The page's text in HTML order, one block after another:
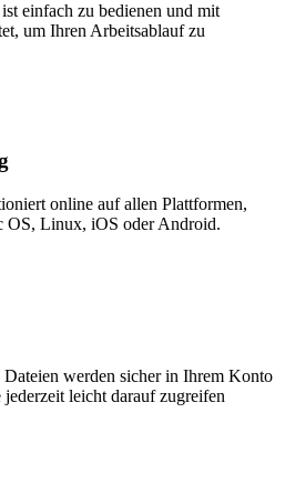
einfach zu bedienen und mit
um Ihren Arbeitsablauf zu
online auf allen Plattformen,
OS, Linux, iOS oder Android.
werden sicher in Ihrem Konto
jederzeit leicht darauf zugreifen